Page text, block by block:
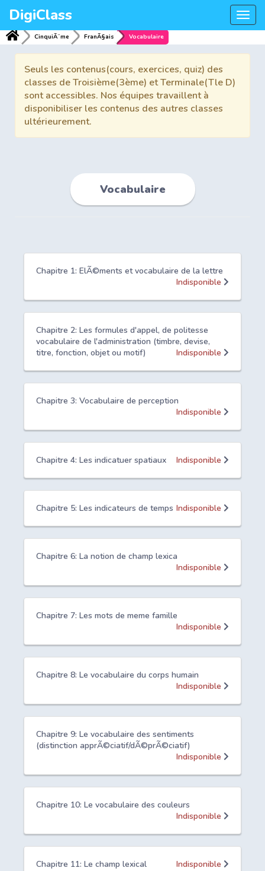
DigiClass
CinquiÃ¨me FranÃ§ais Vocabulaire
Seuls les contenus(cours, exercices, quiz) des
classes de Troisième(3ème) et Terminale(Tle D)
sont accessibles. Nos équipes travaillent à
disponibiliser les contenus des autres classes
ultérieurement.
Vocabulaire
Chapitre 1: ElÃ©ments et vocabulaire de la lettre
Indisponible
Chapitre 2: Les formules d'appel, de politesse
vocabulaire de l'administration (timbre, devise,
titre, fonction, objet ou motif)
Indisponible
Chapitre 3: Vocabulaire de perception
Indisponible
Chapitre 4: Les indicatuer spatiaux Indisponible
Chapitre 5: Les indicateurs de temps Indisponible
Chapitre 6: La notion de champ lexica
Indisponible
Chapitre 7: Les mots de meme famille
Indisponible
Chapitre 8: Le vocabulaire du corps humain
Indisponible
Chapitre 9: Le vocabulaire des sentiments
(distinction apprÃ©ciatif/dÃ©prÃ©ciatif)
Indisponible
Chapitre 10: Le vocabulaire des couleurs
Indisponible
Chapitre 11: Le champ lexical Indisponible